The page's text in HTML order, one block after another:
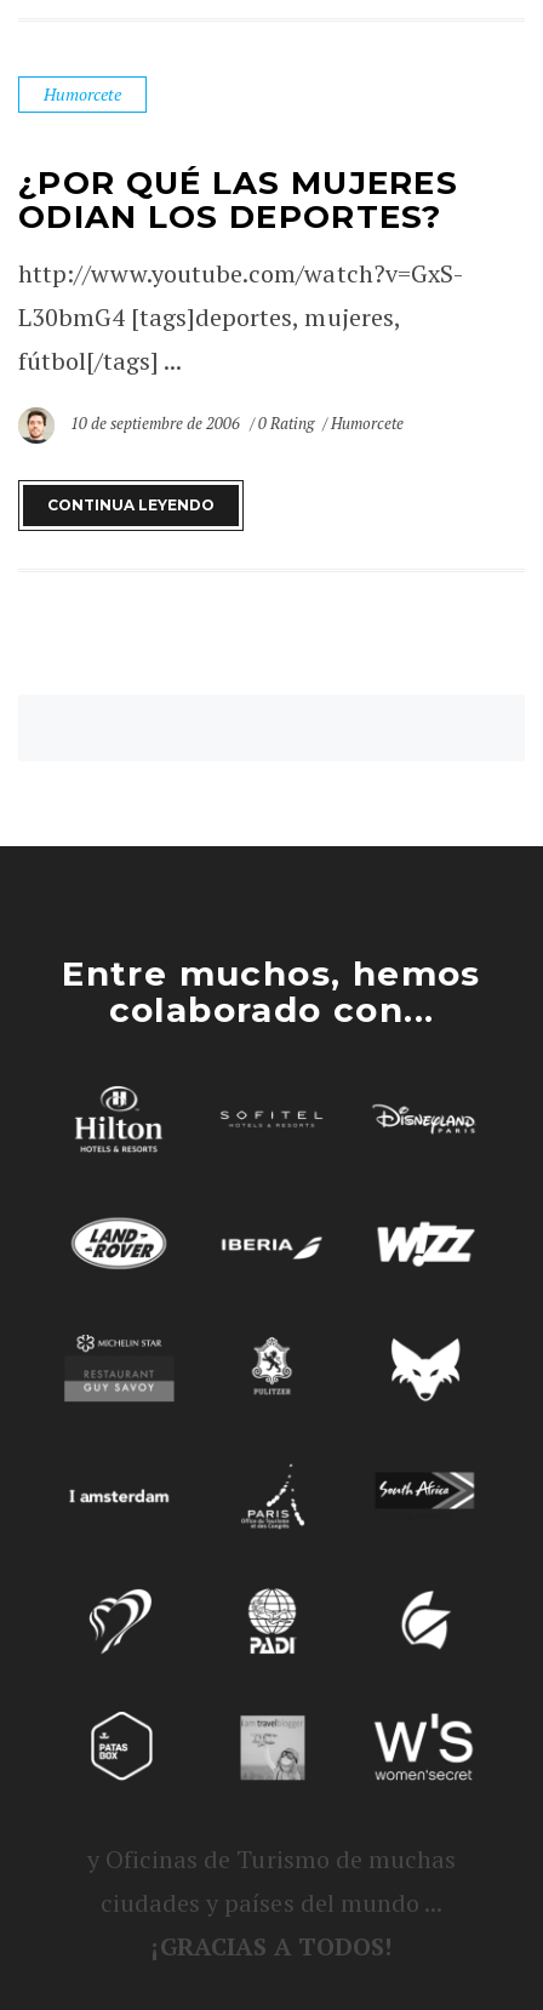
Humorcete
¿POR QUÉ LAS MUJERES
ODIAN LOS DEPORTES?
http://www.youtube.com/watch?v=GxS-
L30bmG4 [tags]deportes, mujeres,
fútbol[/tags] ...
10 de septiembre de 2006 0 Rating Humorcete
CONTINUA LEYENDO
Entre muchos, hemos
colaborado con...
y Oficinas de Turismo de muchas
ciudades y países del mundo ...
¡GRACIAS A TODOS!